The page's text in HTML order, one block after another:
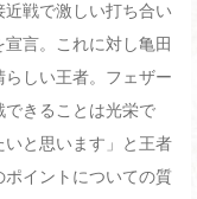
近戦で激しい打ち合い
言。これに対し亀田
しい王者。フェザー
きることは光栄で
と思います」と王者
イントについての質